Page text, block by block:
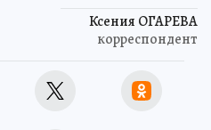
Ксения ОГАРЕВА
корреспондент